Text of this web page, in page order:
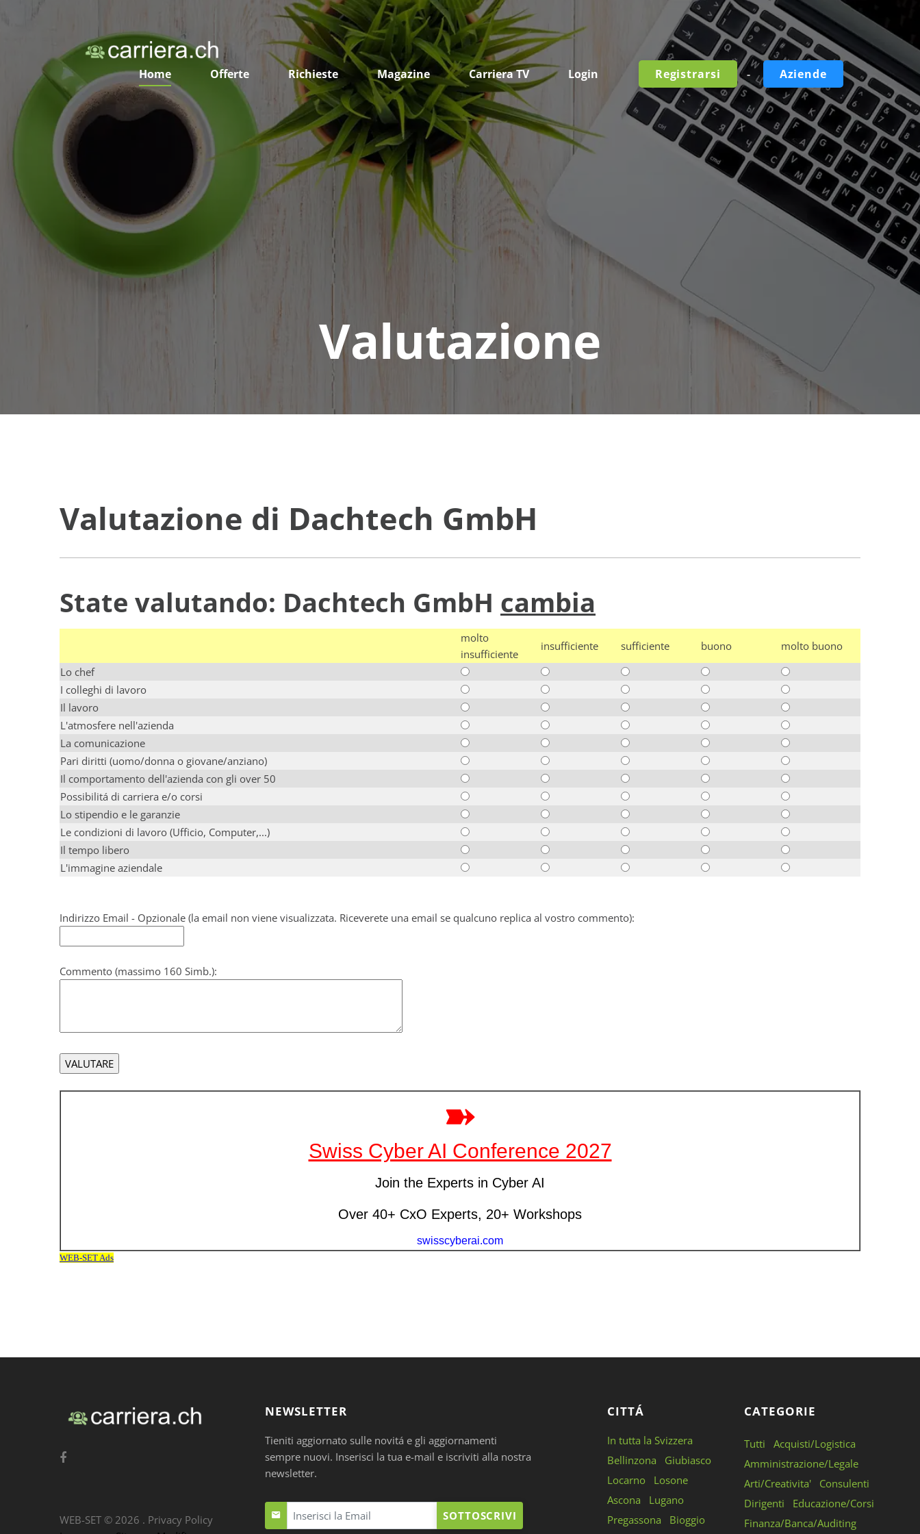
Home Offerte Richieste Magazine Carriera TV Login Registrarsi - Aziende
Valutazione
Valutazione di Dachtech GmbH
State valutando: Dachtech GmbH cambia
molto
insufficiente
insufficiente sufficiente buono
molto buono
Lo chef
I colleghi di lavoro
Il lavoro
L'atmosfere nell'azienda
La comunicazione
Pari diritti (uomo/donna o giovane/anziano)
Il comportamento dell'azienda con gli over 50
Possibilitá di carriera e/o corsi
Lo stipendio e le garanzie
Le condizioni di lavoro (Ufficio, Computer,...)
Il tempo libero
L'immagine aziendale
Indirizzo Email - Opzionale (la email non viene visualizzata. Riceverete una email se qualcuno replica al vostro commento):
Commento (massimo 160 Simb.):
NEWSLETTER
Tieniti aggiornato sulle novitá e gli aggiornamenti
sempre nuovi. Inserisci la tua e-mail e iscriviti alla nostra
newsletter.
SOTTOSCRIVI
CITTÁ
In tutta la Svizzera
Bellinzona
Giubiasco
Locarno
Losone
Ascona
Lugano
Pregassona
Bioggio
CATEGORIE
Tutti
Acquisti/Logistica
Amministrazione/Legale
Arti/Creativita'
Consulenti
Dirigenti
Educazione/Corsi
Finanza/Banca/Auditing
WEB-SET © 2026 . Privacy Policy